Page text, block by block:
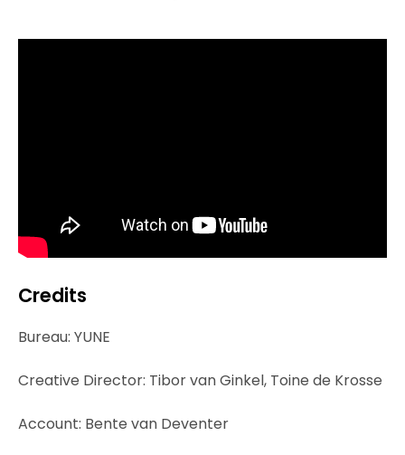
Credits
Bureau: YUNE
Creative Director: Tibor van Ginkel, Toine de Krosse
Account: Bente van Deventer